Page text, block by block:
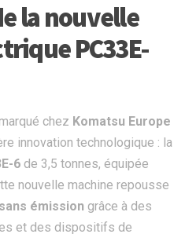
la nouvelle
PC33E-
chez Komatsu Europe
innovation technologique : la
6 de 3,5 tonnes, équipée
nouvelle machine repousse
sans émission grâce à des
et des dispositifs de